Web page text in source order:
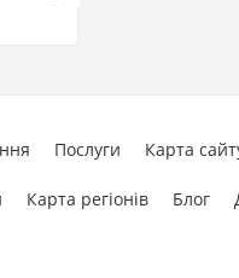
Послуги Карта
Карта регіонів Блог